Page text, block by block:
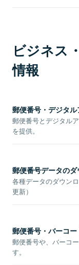
ビジネス
情報
郵便番号・デジタ
郵便番号とデジタル
を提供。
郵便番号データの
各種データのダウン
更新）
郵便番号・バーコ
郵便番号や、バーコ
す。